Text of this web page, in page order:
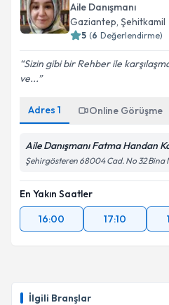
İlgili Branşlar
Aile Danışmanı
Gaziantep, Şehitkamil
5 (6 Değerlendirme)
Sizin gibi bir Rehber ile
ve...
Adres 1 Online Görüşme
Aile Danışmanı Fatma Handan
Şehirgösteren 68004 Cad. No 32 Bina
En Yakın Saatler
16:00
17:10